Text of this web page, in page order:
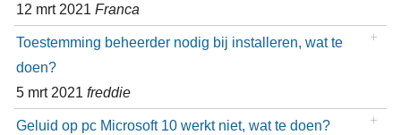
12 mrt 2021 Franca
Toestemming beheerder nodig bij installeren, wat te
doen?
5 mrt 2021 freddie
Geluid op pc Microsoft 10 werkt niet, wat te doen?